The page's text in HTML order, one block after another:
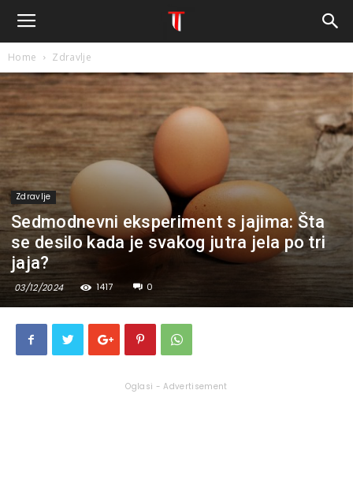
Home Zdravlje
Zdravlje
Sedmodnevni eksperiment s jajima: Šta
se desilo kada je svakog jutra jela po tri
jaja?
03/12/2024 1417 0
Oglasi - Advertisement